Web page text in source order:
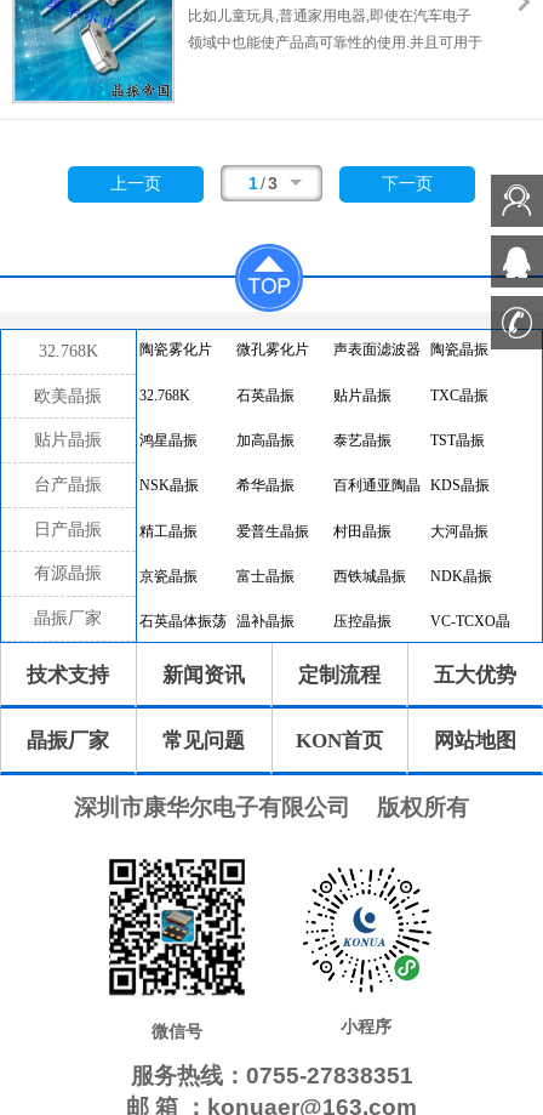
比如儿童玩具,普通家用电器,即使在汽车电子
领域中也能使产品高可靠性的使用.并且可用于
条件下,晶振也能正常工作,具有稳定的起振特
性能,由于在49/S形晶体谐振器的底部装了树脂
底座,就可作为产品电气特性和高可靠性无受损
回流温度曲线要求.
上一页 1/3 下一页
32.768K
欧美晶振
贴片晶振
台产晶振
日产晶振
有源晶振
晶振厂家
陶瓷雾化片 微孔雾化片 声表面滤波器 陶瓷晶振
32.768K 石英晶振 贴片晶振 TXC晶振
鸿星晶振 加高晶振 泰艺晶振 TST晶振
NSK晶振 希华晶振 百利通亚陶晶
振
KDS晶振
精工晶振 爱普生晶振 村田晶振 大河晶振
京瓷晶振 富士晶振 西铁城晶振 NDK晶振
石英晶体振荡 温补晶振 压控晶振 VC-TCXO晶
振
差分晶振 32.768K有源
晶振
恒温晶振 8045晶振
7050晶振 6035晶振 5032晶振 3225晶振
7.0x1.5晶振 5.0x1.8晶振 4.1x1.5晶振 3.2x1.5晶振
瑞康晶振 康纳温菲尔德 高利奇晶振
AbraconCrystal 维管晶振 ECScrystal晶
振
日蚀晶振
拉隆晶振 格林雷晶振 SiTimeCrystal
Pletronics晶振 MERCURY晶
振
AEL晶振 Cardinal晶振 Crystek晶振
技术支持 新闻资讯 定制流程 五大优势
晶振厂家 常见问题 KON首页 网站地图
深圳市康华尔电子有限公司 版权所有
微信号 小程序
服务热线：0755-27838351
邮 箱 ：konuaer@163.com